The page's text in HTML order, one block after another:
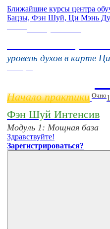
Ближайшие курсы центра
Бацзы, Фэн Шуй, Ци Мэнь
уровень духов в карте
Начало практики Очно
Фэн Шуй Интенсив
Модуль 1: Мощная база
Здравствуйте!
Зарегистрироваться?